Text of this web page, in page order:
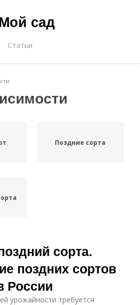
сад
Статьи
Поздние сорта
сорта.
поздних сортов
России
урожайности требуется